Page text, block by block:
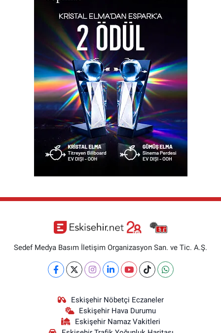
Sedef Medya Basım İletişim Organizasyon San. ve Tic. A.Ş.
Eskişehir Nöbetçi Eczaneler
Eskişehir Hava Durumu
Eskişehir Namaz Vakitleri